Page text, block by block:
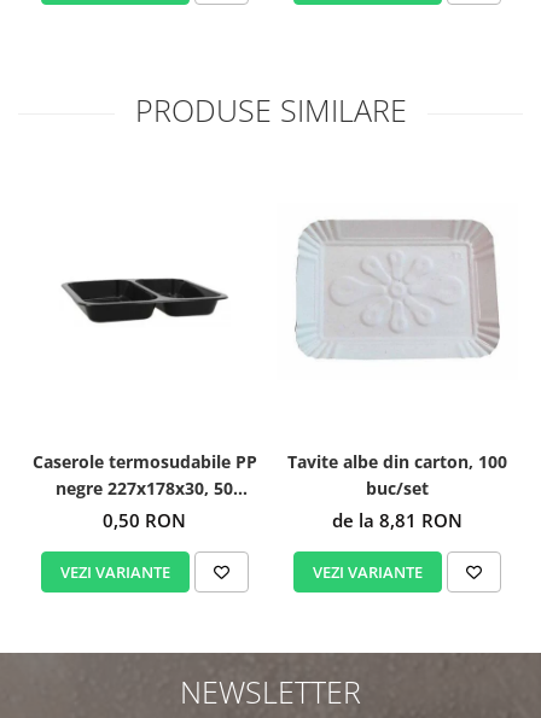
PRODUSE SIMILARE
Caserole termosudabile PP
negre 227x178x30, 50
buc/set
0,50 RON
VEZI VARIANTE
Tavite albe din carton, 100
buc/set
de la 8,81 RON
VEZI VARIANTE
NEWSLETTER